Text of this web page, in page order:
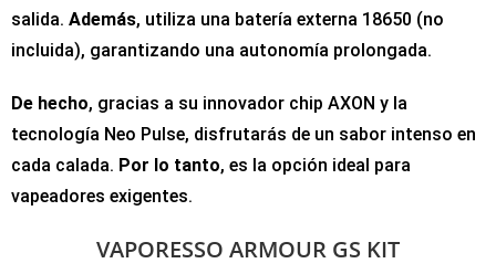
salida. Además, utiliza una batería externa 18650 (no
incluida), garantizando una autonomía prolongada.
De hecho, gracias a su innovador chip AXON y la
tecnología Neo Pulse, disfrutarás de un sabor intenso en
cada calada. Por lo tanto, es la opción ideal para
vapeadores exigentes.
VAPORESSO ARMOUR GS KIT